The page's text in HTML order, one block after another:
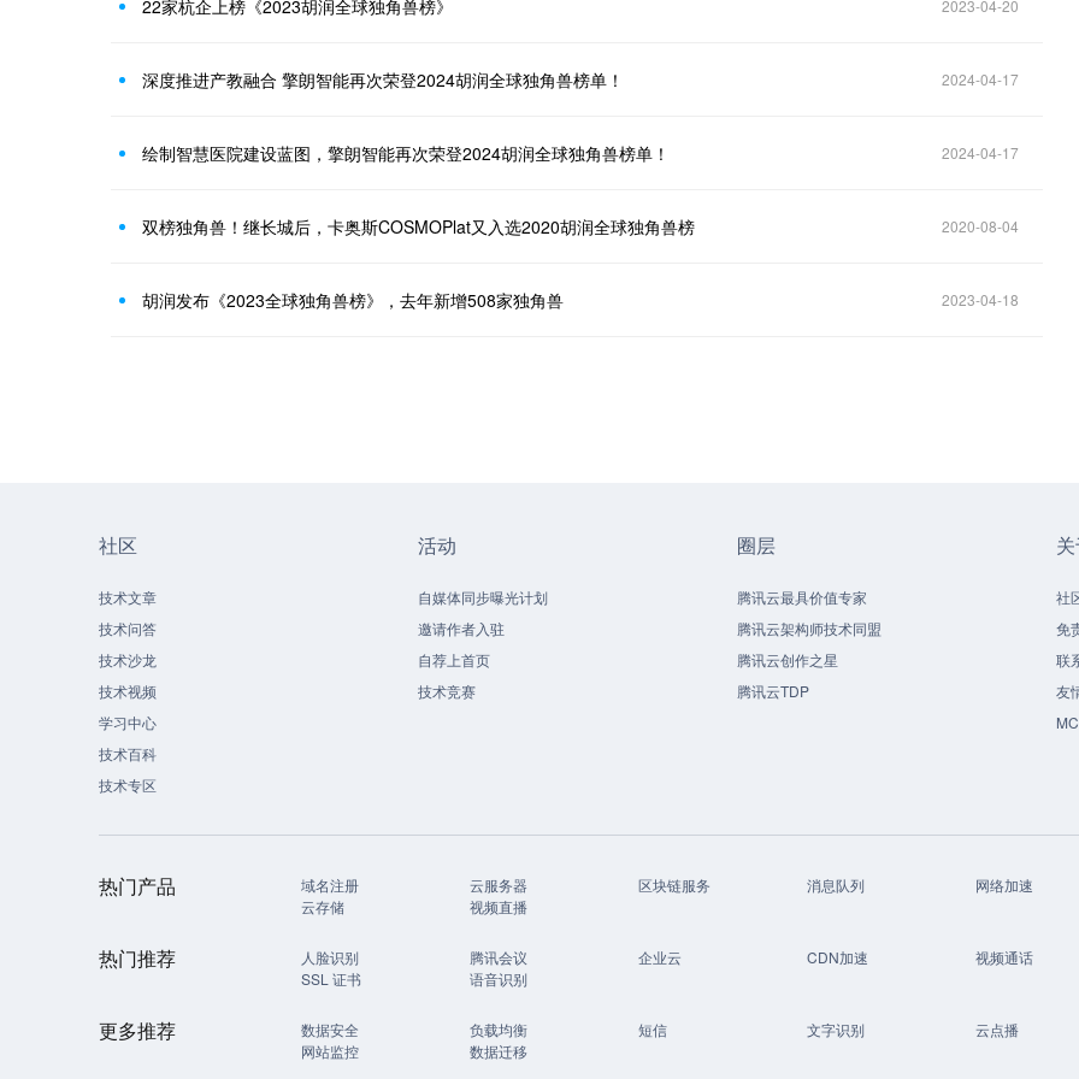
22家杭企上榜《2023胡润全球独角兽榜》 2023-04-20
深度推进产教融合 擎朗智能再次荣登2024胡润全球独角兽榜单！ 2024-04-17
绘制智慧医院建设蓝图，擎朗智能再次荣登2024胡润全球独角兽榜单！ 2024-04-17
双榜独角兽！继长城后，卡奥斯COSMOPlat又入选2020胡润全球独角兽榜 2020-08-04
胡润发布《2023全球独角兽榜》，去年新增508家独角兽 2023-04-18
社区
技术文章
技术问答
技术沙龙
技术视频
学习中心
技术百科
技术专区
活动
自媒体同步曝光计划
邀请作者入驻
自荐上首页
技术竞赛
圈层
腾讯云最具价值专家
腾讯云架构师技术同盟
腾讯云创作之星
腾讯云TDP
社
免
联
友
热门产品 域名注册 云服务器 区块链服务 消息队列
网络加速
云存储
视频直播
热门推荐 人脸识别 腾讯会议 企业云 CDN加速
视频通话
SSL 证书
语音识别
更多推荐 数据安全 负载均衡 短信 文字识别
云点播
网站监控
数据迁移